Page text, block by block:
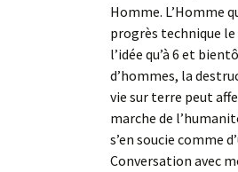
Homme. L’Homme
progrès technique
l’idée qu’à 6 et
d’hommes, la
vie sur terre peut
marche de
s’en soucie comme
Conversation avec